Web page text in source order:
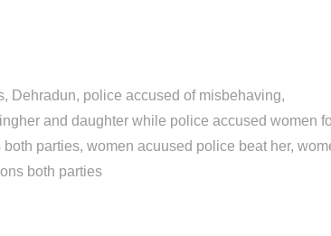
Dehradun police accused of misbehaving
and daughter while police accused women
both parties women acuused police beat her
both parties